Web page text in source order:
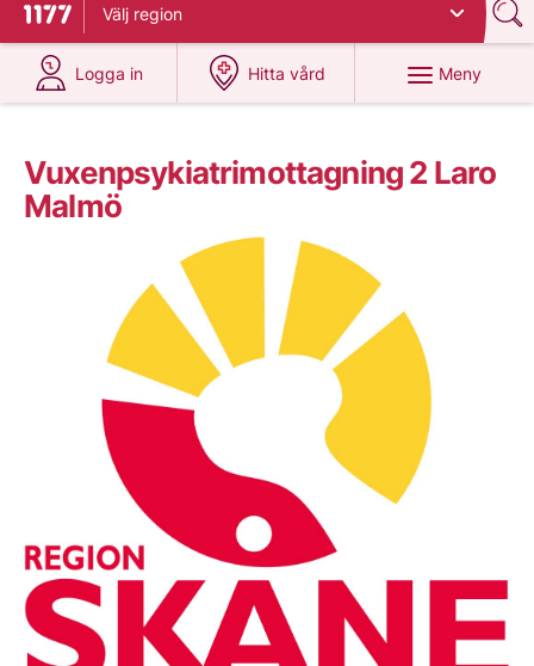
Till startsidan för 1177
Välj region
Logga in
på 1177.se
Hitta vård
på 1177.se
Meny
Vuxenpsykiatrimottagning 2 Laro
Malmö